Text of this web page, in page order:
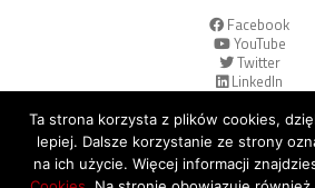
Facebook
YouTube
Twitter
LinkedIn
Ta strona korzysta z plików cookies,
lepiej. Dalsze korzystanie ze strony
na ich użycie. Więcej informacji